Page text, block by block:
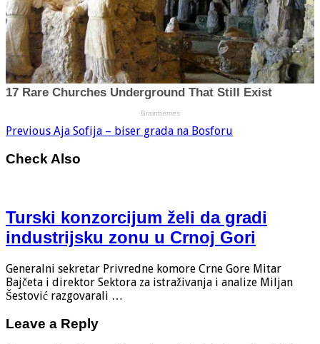
Previous Aja Sofija – biser grada na Bosforu
Check Also
Turski konzorcijum želi da gradi
industrijsku zonu u Crnoj Gori
Generalni sekretar Privredne komore Crne Gore Mitar
Bajčeta i direktor Sektora za istraživanja i analize Miljan
Šestović razgovarali …
Leave a Reply